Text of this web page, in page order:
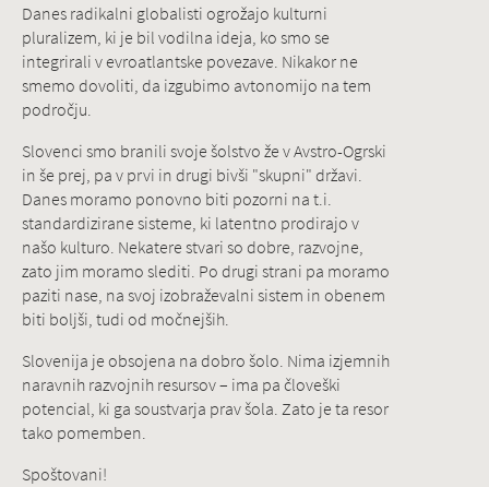
Danes radikalni globalisti ogrožajo kulturni
pluralizem, ki je bil vodilna ideja, ko smo se
integrirali v evroatlantske povezave. Nikakor ne
smemo dovoliti, da izgubimo avtonomijo na tem
področju.
Slovenci smo branili svoje šolstvo že v Avstro-Ogrski
in še prej, pa v prvi in drugi bivši "skupni" državi.
Danes moramo ponovno biti pozorni na t.i.
standardizirane sisteme, ki latentno prodirajo v
našo kulturo. Nekatere stvari so dobre, razvojne,
zato jim moramo slediti. Po drugi strani pa moramo
paziti nase, na svoj izobraževalni sistem in obenem
biti boljši, tudi od močnejših.
Slovenija je obsojena na dobro šolo. Nima izjemnih
naravnih razvojnih resursov – ima pa človeški
potencial, ki ga soustvarja prav šola. Zato je ta resor
tako pomemben.
Spoštovani!